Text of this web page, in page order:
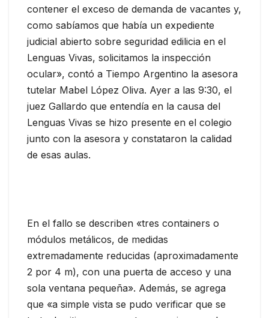
contener el exceso de demanda de vacantes y,
como sabíamos que había un expediente
judicial abierto sobre seguridad edilicia en el
Lenguas Vivas, solicitamos la inspección
ocular», contó a Tiempo Argentino la asesora
tutelar Mabel López Oliva. Ayer a las 9:30, el
juez Gallardo que entendía en la causa del
Lenguas Vivas se hizo presente en el colegio
junto con la asesora y constataron la calidad
de esas aulas.
En el fallo se describen «tres containers o
módulos metálicos, de medidas
extremadamente reducidas (aproximadamente
2 por 4 m), con una puerta de acceso y una
sola ventana pequeña». Además, se agrega
que «a simple vista se pudo verificar que se